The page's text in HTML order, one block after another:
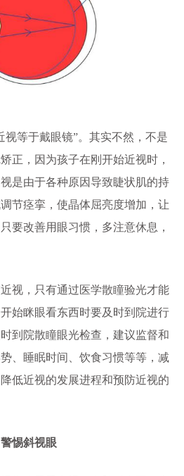
等于戴眼镜”。其实不然，不是
正，因为孩子在刚开始近视时，
是由于各种原因导致睫状肌的持
节痉挛，使晶体屈亮度增加，让
要改善用眼习惯，多注意休息，
，只有通过医学散瞳验光才能
始眯眼看东西时要及时到院进行
到院散瞳眼光检查，建议监督和
、睡眠时间、饮食习惯等等，减
低近视的发展进程和预防近视的
惕斜视眼